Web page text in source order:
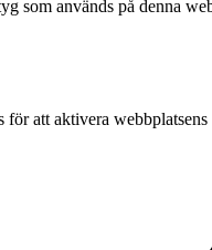
som används på denna
för att aktivera webbplatsens